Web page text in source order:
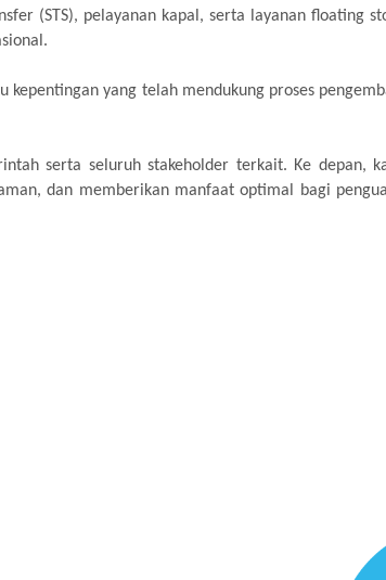
(STS), pelayanan kapal, serta layanan floating
yang telah mendukung proses
serta seluruh stakeholder terkait. Ke depan,
dan memberikan manfaat optimal bagi